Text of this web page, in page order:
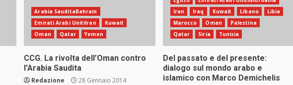
Arabia SauditaBahrain
Emirati Arabi UnitiIran
Kuwait
Oman
Qatar Yemen
CCG. La rivolta dell’Oman contro
l’Arabia Saudita
Redazione 28 Gennaio 2014
Iran
Iraq Kuwait Libano
Libia
Marocco
Oman
Palestina
Qatar
Siria Tunisia
Del passato e del presente:
dialogo sul mondo arabo e
islamico con Marco Demichelis